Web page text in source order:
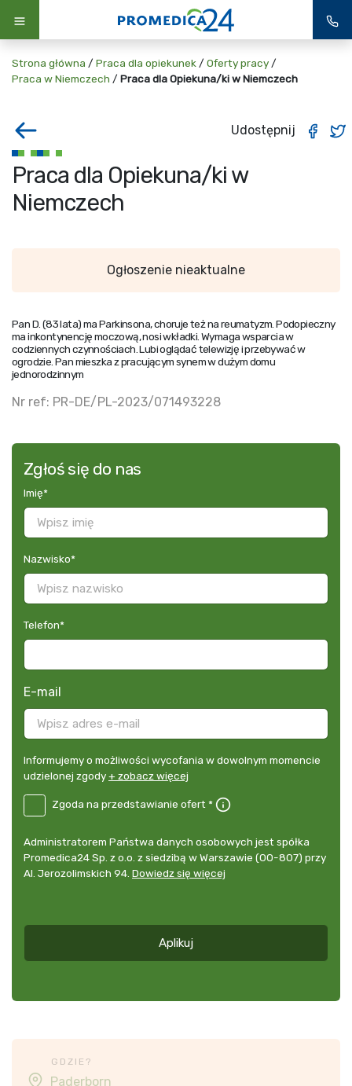
Strona główna / Praca dla opiekunek / Oferty pracy /
Praca w Niemczech / Praca dla Opiekuna/ki w Niemczech
Udostępnij
Praca dla Opiekuna/ki w
Niemczech
Ogłoszenie nieaktualne
Pan D. (83 lata) ma Parkinsona, choruje też na reumatyzm. Podopieczny
ma inkontynencję moczową, nosi wkładki. Wymaga wsparcia w
codziennych czynnościach. Lubi oglądać telewizję i przebywać w
ogrodzie. Pan mieszka z pracującym synem w dużym domu
jednorodzinnym
Nr ref: PR-DE/PL-2023/071493228
Zgłoś się do nas
Imię*
Nazwisko*
Telefon*
E-mail
Informujemy
o
wycofania
dowolnym
momencie
udzielonej
Informujemy o możliwości wycofania w dowolnym momencie
udzielonej zgody+ zobacz więcej
DE
przedstawianie
Zgoda na przedstawianie ofert *
Administrator
danych
osobowych
Administratorem Państwa danych osobowych jest spółka
Promedica24 Sp. z o.o. z siedzibą w Warszawie (00-807) przy
Al. Jerozolimskich 94. Dowiedz się więcej
Aplikuj
GDZIE?
Paderborn